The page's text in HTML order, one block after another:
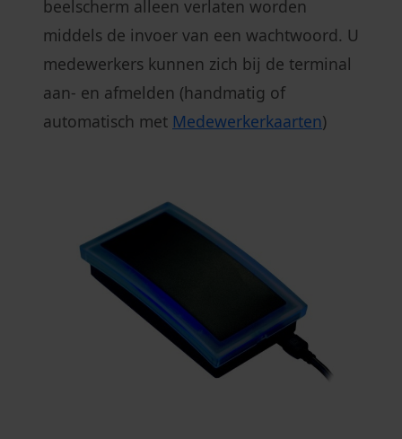
beelscherm alleen verlaten worden
middels de invoer van een wachtwoord. U
medewerkers kunnen zich bij de terminal
aan- en afmelden (handmatig of
automatisch met Medewerkerkaarten)